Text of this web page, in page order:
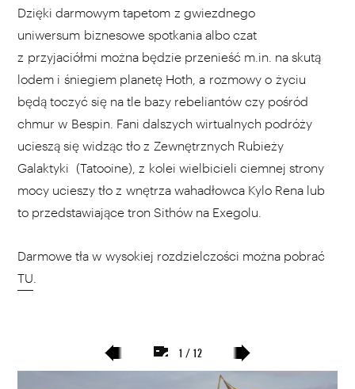
Dzięki darmowym tapetom z gwiezdnego
uniwersum biznesowe spotkania albo czat
z przyjaciółmi można będzie przenieść m.in. na skutą
lodem i śniegiem planetę Hoth, a rozmowy o życiu
będą toczyć się na tle bazy rebeliantów czy pośród
chmur w Bespin. Fani dalszych wirtualnych podróży
ucieszą się widząc tło z Zewnętrznych Rubieży
Galaktyki (Tatooine), z kolei wielbicieli ciemnej strony
mocy ucieszy tło z wnętrza wahadłowca Kylo Rena lub
to przedstawiające tron Sithów na Exegolu.
Darmowe tła w wysokiej rozdzielczości można pobrać
TU
poprzedni
slajd
następny
slajd
1 / 12